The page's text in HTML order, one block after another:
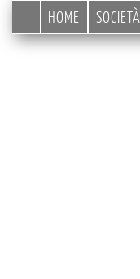
HOME SOCIETÀ